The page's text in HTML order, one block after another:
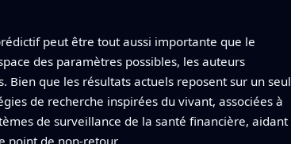
peut être tout aussi importante que le
des paramètres possibles, les auteurs
que les résultats actuels reposent sur un seul
de recherche inspirées du vivant, associées à
de surveillance de la santé financière, aidant
de non‑retour.